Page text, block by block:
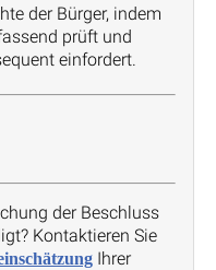
der Bürger, indem
prüft und
einfordert.
der Beschluss
Kontaktieren Sie
Ihrer